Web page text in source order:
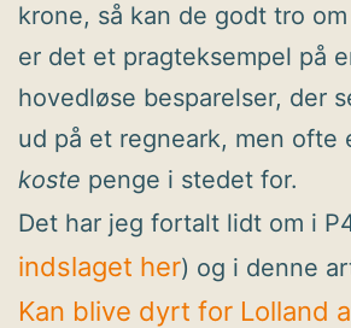
krone, så kan de godt tro
er det et pragteksempel på
hovedløse besparelser, der
ud på et regneark, men ofte
koste penge i stedet for.
Det har jeg fortalt lidt om i
indslaget her) og i denne
Kan blive dyrt for Lolland